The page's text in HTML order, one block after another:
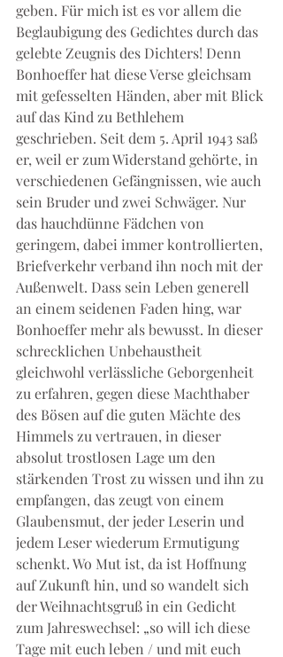
geben. Für mich ist es vor allem die
Beglaubigung des Gedichtes durch das
gelebte Zeugnis des Dichters! Denn
Bonhoeffer hat diese Verse gleichsam
mit gefesselten Händen, aber mit Blick
auf das Kind zu Bethlehem
geschrieben. Seit dem 5. April 1943 saß
er, weil er zum Widerstand gehörte, in
verschiedenen Gefängnissen, wie auch
sein Bruder und zwei Schwäger. Nur
das hauchdünne Fädchen von
geringem, dabei immer kontrollierten,
Briefverkehr verband ihn noch mit der
Außenwelt. Dass sein Leben generell
an einem seidenen Faden hing, war
Bonhoeffer mehr als bewusst. In dieser
schrecklichen Unbehaustheit
gleichwohl verlässliche Geborgenheit
zu erfahren, gegen diese Machthaber
des Bösen auf die guten Mächte des
Himmels zu vertrauen, in dieser
absolut trostlosen Lage um den
stärkenden Trost zu wissen und ihn zu
empfangen, das zeugt von einem
Glaubensmut, der jeder Leserin und
jedem Leser wiederum Ermutigung
schenkt. Wo Mut ist, da ist Hoffnung
auf Zukunft hin, und so wandelt sich
der Weihnachtsgruß in ein Gedicht
zum Jahreswechsel: „so will ich diese
Tage mit euch leben / und mit euch